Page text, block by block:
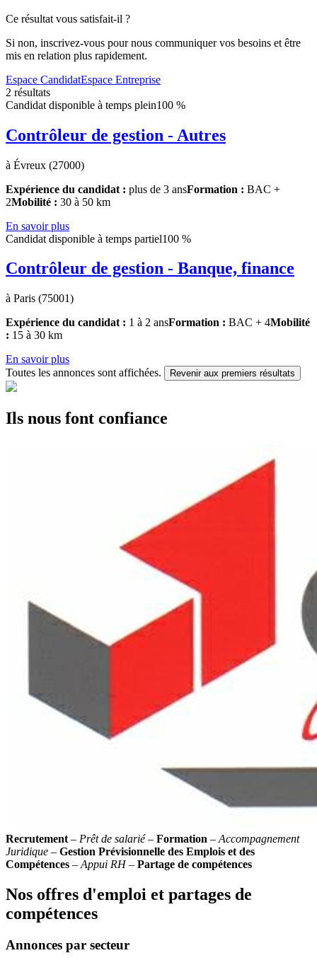
Ce résultat vous satisfait-il ?
Si non, inscrivez-vous pour nous communiquer vos besoins et être
mis en relation plus rapidement.
Espace CandidatEspace Entreprise
2 résultats
Candidat disponible à temps plein100 %
Contrôleur de gestion - Autres
à Évreux (27000)
Expérience du candidat : plus de 3 ansFormation : BAC +
2Mobilité : 30 à 50 km
En savoir plus
Candidat disponible à temps partiel100 %
Contrôleur de gestion - Banque, finance
à Paris (75001)
Expérience du candidat : 1 à 2 ansFormation : BAC + 4Mobilité
: 15 à 30 km
En savoir plus
Toutes les annonces sont affichées.
Revenir aux premiers résultats
Ils nous font confiance
Recrutement – Prêt de salarié– Formation – Accompagnement
Juridique – Gestion Prévisionnelle des Emplois et des
Compétences – Appui RH– Partage de compétences
Nos offres d'emploi et partages de
compétences
Annonces par secteur